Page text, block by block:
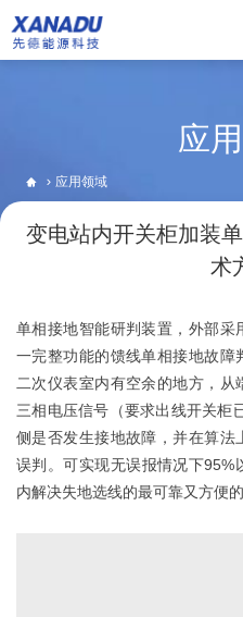
应
  应用领域
变电站内开关柜加装
术
单相接地智能研判装置，外部采
一完整功能的馈线单相接地故
二次仪表室内有空余的地方，
三相电压信号（要求出线开关柜
侧是否发生接地故障，并在算
误判。可实现无误报情况下
内解决失地选线的最可靠又方便